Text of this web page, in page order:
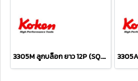
3305M ลูกบล็อก ยาว 12P (SQ.DR.3/8") Deep Sockets